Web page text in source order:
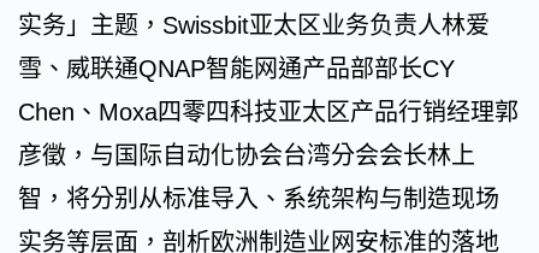
实务」主题，Swissbit亚太区业务负责人林爱
雪、威联通QNAP智能网通产品部部长CY
Chen、Moxa四零四科技亚太区产品行销经理郭
彦徵，与国际自动化协会台湾分会会长林上
智，将分别从标准导入、系统架构与制造现场
实务等层面，剖析欧洲制造业网安标准的落地